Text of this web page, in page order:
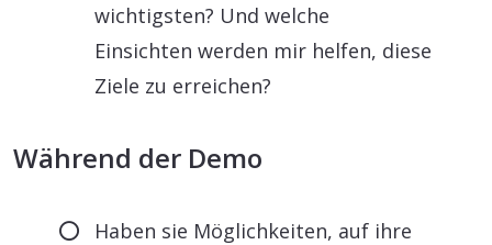
wichtigsten? Und welche
Einsichten werden mir helfen, diese
Ziele zu erreichen?
Während der Demo
Haben sie Möglichkeiten, auf ihre